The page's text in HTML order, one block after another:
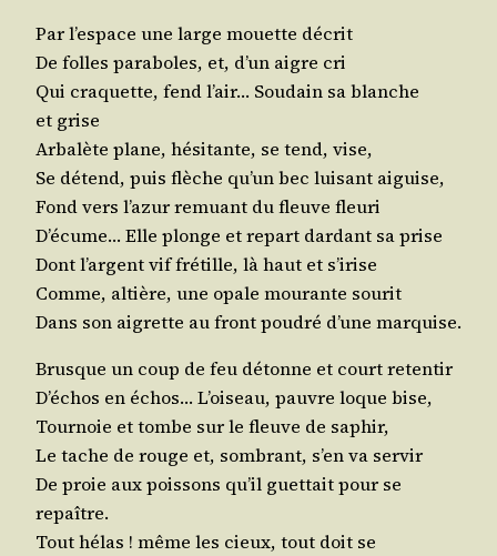
Par l’espace une large mouette décrit
De folles para­boles, et, d’un aigre cri
Qui cra­quette, fend l’air… Sou­dain sa blanche
et grise
Arba­lète plane, hési­tante, se tend, vise,
Se détend, puis flèche qu’un bec lui­sant aiguise,
Fond vers l’azur remuant du fleuve fleuri
D’écume… Elle plonge et repart dar­dant sa prise
Dont l’argent vif fré­tille, là haut et s’irise
Comme, altière, une opale mou­rante sourit
Dans son aigrette au front pou­dré d’une marquise.
Brusque un coup de feu détonne et court retentir
D’échos en échos… L’oiseau, pauvre loque bise,
Tour­noie et tombe sur le fleuve de saphir,
Le tache de rouge et, som­brant, s’en va servir
De proie aux pois­sons qu’il guet­tait pour se
repaître.
Tout hélas ! même les cieux, tout doit se